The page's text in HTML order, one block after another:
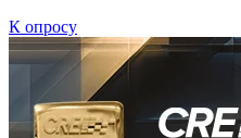
К опросу